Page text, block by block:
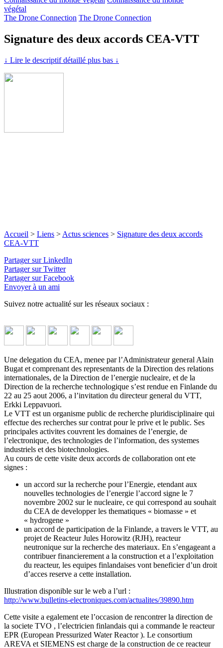
végétal
The Drone Connection The Drone Connection
Signature des deux accords CEA-VTT
↓ Lire le descriptif détaillé plus bas ↓
Accueil > Liens > Actus sciences > Signature des deux accords
CEA-VTT
Partager sur LinkedIn
Partager sur Twitter
Partager sur Facebook
Envoyer à un ami
Suivez notre actualité sur les réseaux sociaux :
Une delegation du CEA, menee par l’Administrateur general Alain
Bugat et comprenant des representants de la Direction des relations
internationales, de la Direction de l’energie nucleaire, et de la
Direction de la recherche technologique s’est rendue en Finlande du
22 au 25 aout 2006, a l’invitation du directeur general du VTT,
Erkki Leppavuori.
Le VTT est un organisme public de recherche pluridisciplinaire qui
effectue des recherches sur contrat pour le prive et le public. Ses
principales activites couvrent les domaines de l’energie, de
l’electronique, des technologies de l’information, des systemes
industriels et des biotechnologies.
Au cours de cette visite deux accords de collaboration ont ete
signes :
un accord sur la recherche pour l’Energie, etendant aux
nouvelles technologies de l’energie l’accord signe le 7
novembre 2002 sur le nucleaire, ce qui correspond au souhait
du CEA de developper les thematiques « biomasse » et
« hydrogene »
un accord de participation de la Finlande, a travers le VTT, au
projet de Reacteur Jules Horowitz (RJH), reacteur
neutronique sur la recherche des materiaux. En s’engageant a
contribuer financierement a la construction et a l’exploitation
du reacteur, les equipes finlandaises vont beneficier d’un droit
d’acces reserve a cette installation.
Illustration disponible sur le web a l’url :
http://www.bulletins-electroniques.com/actualites/39890.htm
Cette visite a egalement ete l’occasion de rencontrer la direction de
la societe TVO , l’electricien finlandais qui a commande le reacteur
EPR (European Pressurized Water Reactor ). Le consortium
AREVA et SIEMENS est charge de la construction de ce reacteur